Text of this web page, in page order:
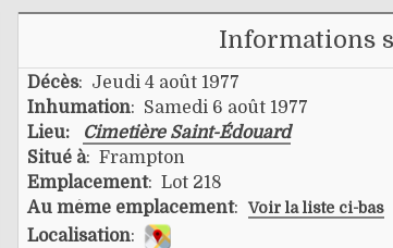
Informations
Décès: Jeudi 4 août 1977
Inhumation: Samedi 6 août 1977
Lieu:
Cimetière Saint-Édouard
Situé à: Frampton
Emplacement: Lot 218
Au même emplacement: Voir la liste ci-bas
Localisation: